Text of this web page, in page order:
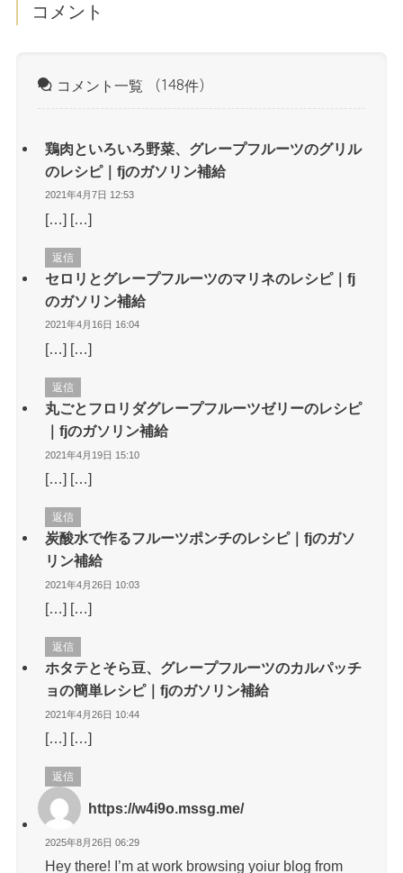
コメント
コメント一覧 （148件）
鶏肉といろいろ野菜、グレープフルーツのグリル
のレシピ｜fjのガソリン補給
2021年4月7日 12:53
[…] […]
返信
セロリとグレープフルーツのマリネのレシピ｜fj
のガソリン補給
2021年4月16日 16:04
[…] […]
返信
丸ごとフロリダグレープフルーツゼリーのレシピ
｜fjのガソリン補給
2021年4月19日 15:10
[…] […]
返信
炭酸水で作るフルーツポンチのレシピ｜fjのガソ
リン補給
2021年4月26日 10:03
[…] […]
返信
ホタテとそら豆、グレープフルーツのカルパッチ
ョの簡単レシピ｜fjのガソリン補給
2021年4月26日 10:44
[…] […]
返信
https://w4i9o.mssg.me/
2025年8月26日 06:29
Hey there! I’m at work browsing yoiur blog from